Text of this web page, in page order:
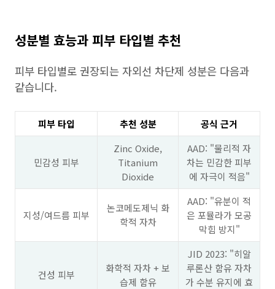
성분별 효능과 피부 타입별 추천
피부 타입별로 권장되는 자외선 차단제 성분은 다음과
같습니다.
피부 타입 추천 성분 공식 근거
민감성 피부
Zinc Oxide,
Titanium
Dioxide
AAD: "물리적 자
차는 민감한 피부
에 자극이 적음"
지성/여드름 피부
논코메도제닉 화
학적 자차
AAD: "유분이 적
은 포뮬라가 모공
막힘 방지"
건성 피부
화학적 자차 + 보
습제 함유
JID 2023: "히알
루론산 함유 자차
가 수분 유지에 효